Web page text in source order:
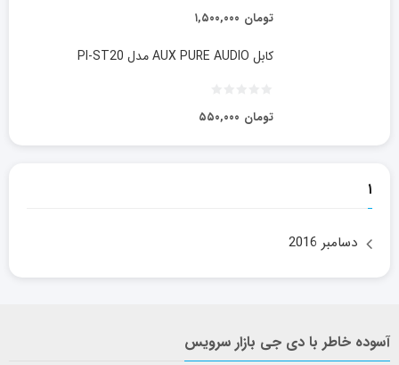
۱,۵۰۰,۰۰۰ تومان
کابل AUX PURE AUDIO مدل PI-ST20
۵۵۰,۰۰۰ تومان
۱
دسامبر 2016
آسوده خاطر با دی جی بازار سرویس